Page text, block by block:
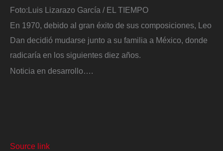
Foto:Luis Lizarazo García / EL TIEMPO
En 1970, debido al gran éxito de sus composiciones, Leo
Dan decidió mudarse junto a su familia a México, donde
radicaría en los siguientes diez años.
Noticia en desarrollo….
Source link